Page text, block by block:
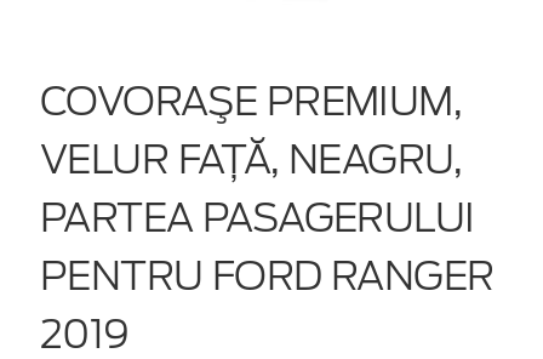
COVORAŞE PREMIUM,
VELUR FAŢĂ, NEAGRU,
PARTEA PASAGERULUI
PENTRU FORD RANGER
2019